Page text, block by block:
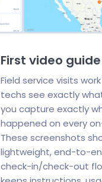
First video
Field service visits
techs see exactly
you capture exactly
happened on every
These screenshots
lightweight, end-to-
check-in/check-out